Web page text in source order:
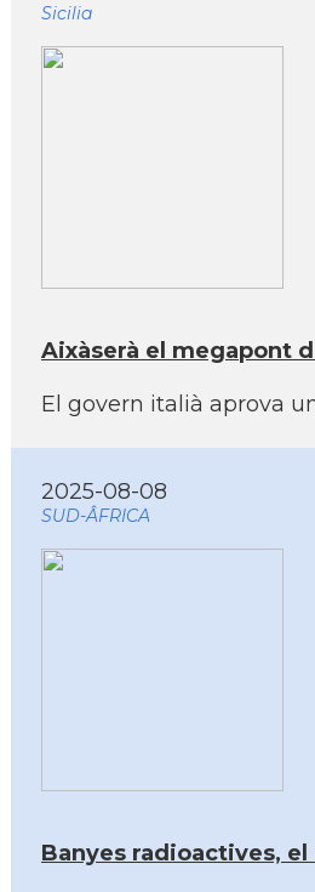
Sicilia
Aixàserà el megapont
El govern italià aprova
2025-08-08
SUD-ÂFRICA
Banyes radioactives,